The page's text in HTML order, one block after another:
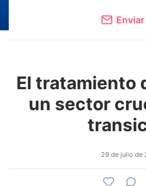
El tratamiento
un sector
29 de julio de